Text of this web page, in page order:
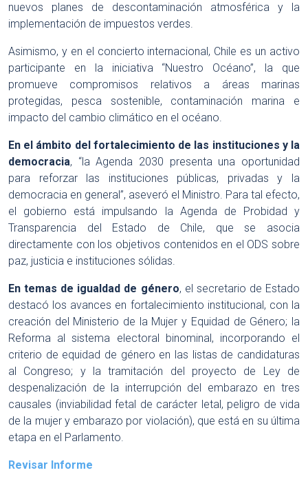
nuevos planes de descontaminación atmosférica y la
implementación de impuestos verdes.
Asimismo, y en el concierto internacional, Chile es un activo
participante en la iniciativa “Nuestro Océano”, la que
promueve compromisos relativos a áreas marinas
protegidas, pesca sostenible, contaminación marina e
impacto del cambio climático en el océano.
En el ámbito del fortalecimiento de las instituciones y la
democracia, “la Agenda 2030 presenta una oportunidad
para reforzar las instituciones públicas, privadas y la
democracia en general”, aseveró el Ministro. Para tal efecto,
el gobierno está impulsando la Agenda de Probidad y
Transparencia del Estado de Chile, que se asocia
directamente con los objetivos contenidos en el ODS sobre
paz, justicia e instituciones sólidas.
En temas de igualdad de género, el secretario de Estado
destacó los avances en fortalecimiento institucional, con la
creación del Ministerio de la Mujer y Equidad de Género; la
Reforma al sistema electoral binominal, incorporando el
criterio de equidad de género en las listas de candidaturas
al Congreso; y la tramitación del proyecto de Ley de
despenalización de la interrupción del embarazo en tres
causales (inviabilidad fetal de carácter letal, peligro de vida
de la mujer y embarazo por violación), que está en su última
etapa en el Parlamento.
Revisar Informe